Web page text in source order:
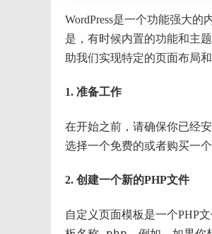
WordPress是一个功能强大
是，有时候内置的功能和主
助我们实现特定的页面布局
1. 准备工作
在开始之前，请确保你已经
选择一个免费的或者购买一个
2. 创建一个新的PHP文件
自定义页面模板是一个PHP